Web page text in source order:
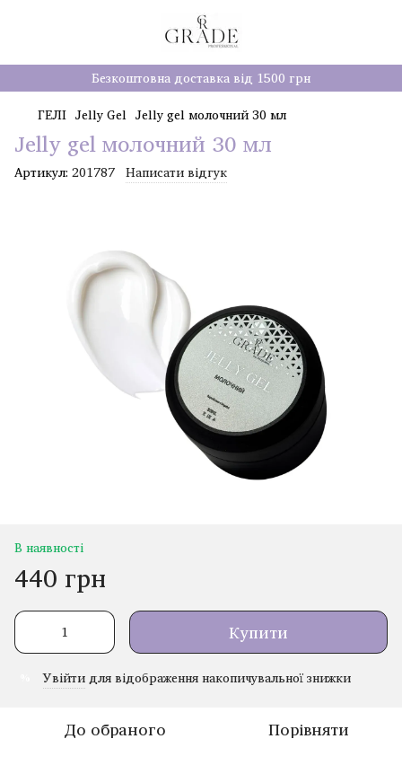
Безкоштовна доставка від 1500 грн
ГЕЛІ Jelly Gel Jelly gel молочний 30 мл
Jelly gel молочний 30 мл
Артикул: 201787 Написати відгук
В наявності
440 грн
Купити
Увійти для відображення накопичувальної знижки
До обраного Порівняти